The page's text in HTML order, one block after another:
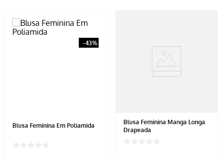
-43%
Blusa Feminina Em Poliamida
Blusa Feminina Manga Longa
Drapeada